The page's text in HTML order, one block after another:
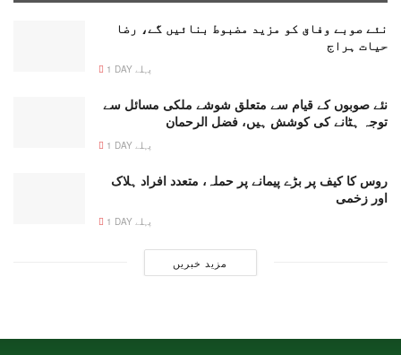
نئے صوبے وفاق کو مزید مضبوط بنائیں گے، رضا
حیات ہراج
1 DAY پہلے
نئے صوبوں کے قیام سے متعلق شوشے ملکی مسائل سے
توجہ ہٹانے کی کوشش ہیں، فضل الرحمان
1 DAY پہلے
روس کا کیف پر بڑے پیمانے پر حملہ، متعدد افراد ہلاک
اور زخمی
1 DAY پہلے
مزید خبریں